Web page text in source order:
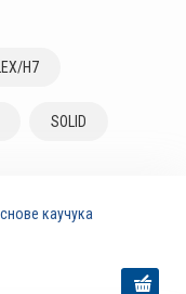
H7
SOLID
каучука